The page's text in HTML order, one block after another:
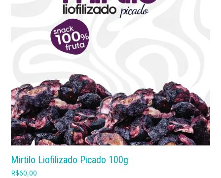
Mirtilo Liofilizado Picado 100g
R$60,00